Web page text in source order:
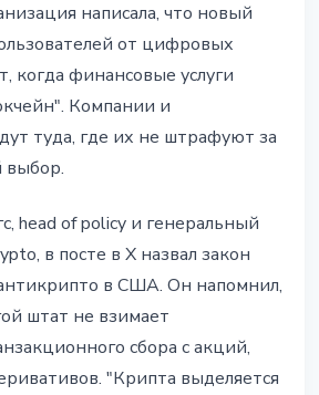
написала, что новый
от цифровых
когда финансовые услуги
Компании и
туда, где их не штрафуют за
выбор.
head of policy и генеральный
в посте в X назвал закон
в США. Он напомнил,
штат не взимает
сбора с акций,
"Крипта выделяется